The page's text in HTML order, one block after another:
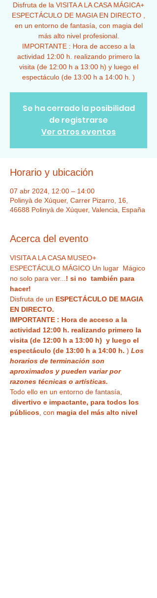
Disfruta de la VISITA A LA CASA MÁGICA+
ESPECTÁCULO DE MAGIA EN DIRECTO ,
en un entorno de fantasía, con magia del
más alto nivel profesional.
IMPORTANTE : Hora de acceso a la
actividad 12:00 h. realizando primero la
visita (de 12:00 h a 13:00 h) y luego el
espectáculo (de 13:00 h a 14:00 h. )
Se ha cerrado la posibilidad
de registrarse
Ver otros eventos
Horario y ubicación
07 abr 2024, 12:00 – 14:00
Polinyà de Xúquer, Carrer Pizarro, 16,
46688 Polinyà de Xúquer, Valencia, España
Acerca del evento
VISITA A LA CASA MUSEO+
ESPECTÁCULO MÁGICO Un lugar  Mágico
no solo para ver... ! si no  también para
hacer!
Disfruta de un ESPECTÁCULO DE MAGIA
EN DIRECTO.
IMPORTANTE : Hora de acceso a la
actividad 12:00 h. realizando primero la
visita (de 12:00 h a 13:00 h)  y luego el
espectáculo (de 13:00 h a 14:00 h. ) Los
horarios de terminación son
aproximados y pueden variar por
razones técnicas o artísticas.
Todo ello en un entorno de fantasía,
divertivo e impactante, para todos los
públicos , con magia del más alto nivel